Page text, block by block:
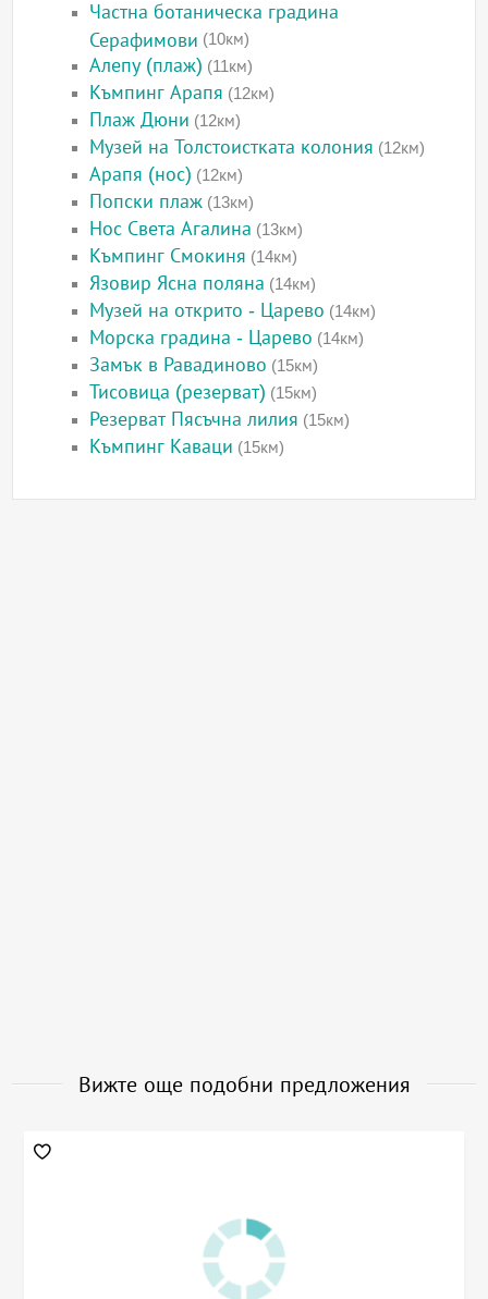
Частна ботаническа градина
Серафимови (10км)
Алепу (плаж) (11км)
Къмпинг Арапя (12км)
Плаж Дюни (12км)
Музей на Толстоистката колония (12км)
Арапя (нос) (12км)
Попски плаж (13км)
Нос Света Агалина (13км)
Къмпинг Смокиня (14км)
Язовир Ясна поляна (14км)
Музей на открито - Царево (14км)
Морска градина - Царево (14км)
Замък в Равадиново (15км)
Тисовица (резерват) (15км)
Резерват Пясъчна лилия (15км)
Къмпинг Каваци (15км)
Вижте още подобни предложения